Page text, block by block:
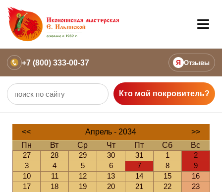
+7 (800) 333-00-37 Я Отзывы
Кто мой покровитель?
<< Апрель - 2034
>>
Пн
Вт Ср Чт Пт Сб
Вс
27
28 29 30 31 1
2
3
4 5 6 7 8
9
10
11 12 13 14 15
16
17
18 19 20 21 22
23